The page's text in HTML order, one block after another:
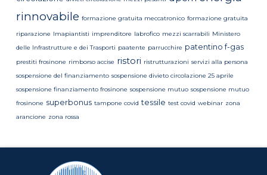
rinnovabile formazione gratuita meccatronico formazione gratuita
riparazione Imapiantisti imprenditore labrofico mezzi scarrabili Ministero
delle Infrastrutture e dei Trasporti paatente parrucchire patentino f-gas
prestiti frosinone rimborso accise ristori ristrutturazioni servizi alla persona
sospensione del finanziamento sospensione divieto circolazione 25 aprile
sospensione finanziamento frosinone sospensione mutuo sospensione mutuo
frosinone superbonus tampone covid tessile test covid webinar zona
arancione zona rossa